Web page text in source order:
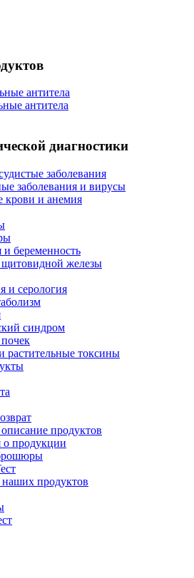
антитела
антитела
диагностики
заболевания
заболевания и вирусы
крови и анемия
беременность
щитовидной железы
и серология
синдром
токсины
продуктов
продукции
продуктов